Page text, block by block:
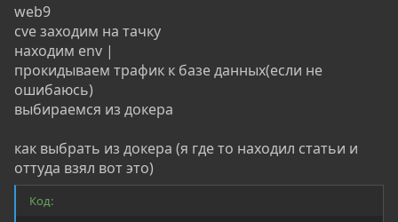
web9
cve заходим на тачку
находим env |
прокидываем трафик к базе данных(если не
ошибаюсь)
выбираемся из докера
как выбрать из докера (я где то находил статьи и
оттуда взял вот это)
Код: